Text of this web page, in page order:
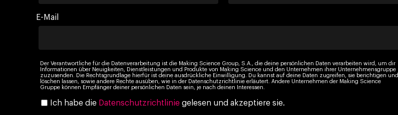
E-Mail
Der Verantwortliche für die Datenverarbeitung ist die Making Science Group, S.A., die deine persönlichen Daten verarbeiten wird, um dir
Informationen über Neuigkeiten, Dienstleistungen und Produkte von Making Science und den Unternehmen ihrer Unternehmensgruppe
zuzusenden. Die Rechtsgrundlage hierfür ist deine ausdrückliche Einwilligung. Du kannst auf deine Daten zugreifen, sie berichtigen und
löschen lassen, sowie andere Rechte ausüben, wie in der Datenschutzrichtlinie erläutert. Andere Unternehmen der Making Science
Gruppe können Empfänger deiner persönlichen Daten sein, je nach deinen Interessen.
Ich habe die Datenschutzrichtlinie gelesen und akzeptiere sie.